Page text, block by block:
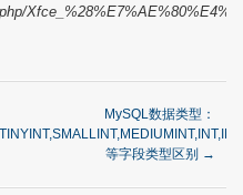
MySQL数据类型：
等字段类型区别 →